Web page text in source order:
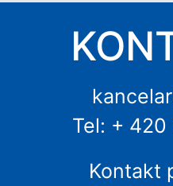
Tel: + 420
Kontakt